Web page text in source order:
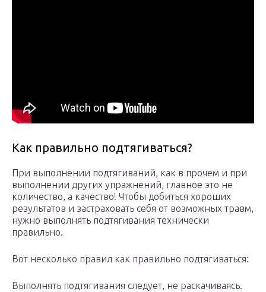
Как правильно подтягиваться?
При выполнении подтягиваний, как в прочем и при
выполнении других упражнений, главное это не
количество, а качество! Чтобы добиться хороших
результатов и застраховать себя от возможных травм,
нужно выполнять подтягивания технически
правильно.
Вот несколько правил как правильно подтягиваться:
Выполнять подтягивания следует, не раскачиваясь.